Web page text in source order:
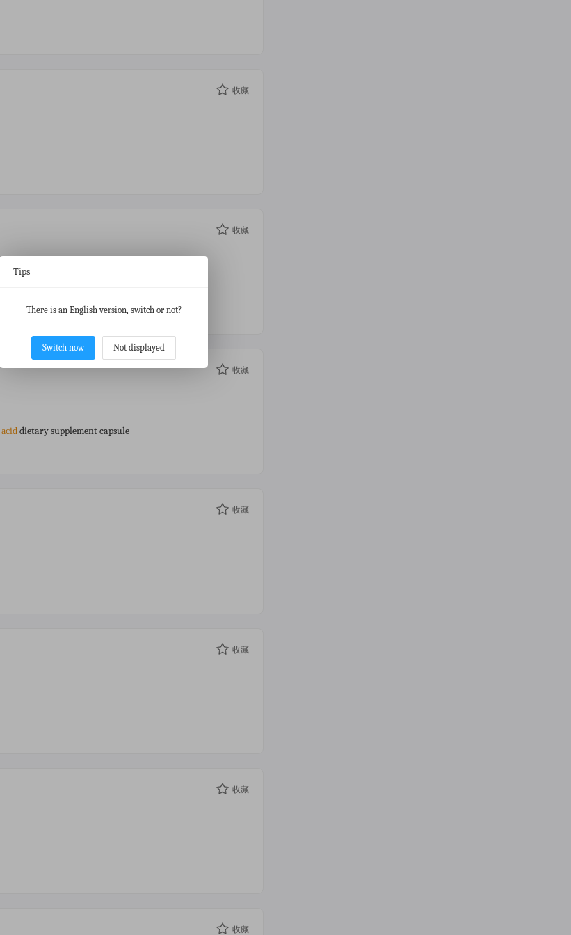
收藏
收藏
收藏
acid dietary supplement capsule
收藏
收藏
收藏
收藏
Tips
There is an English version, switch or not?
Switch now Not displayed